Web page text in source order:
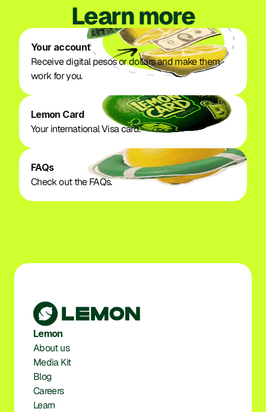
Learn more
Your account
Receive digital pesos or dollars and make them
work for you.
Lemon Card
Your international Visa card.
FAQs
Check out the FAQs.
Lemon
About us
Media Kit
Blog
Careers
Learn